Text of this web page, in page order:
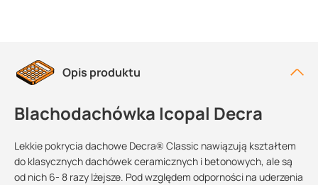
Opis produktu
Blachodachówka Icopal Decra
Lekkie pokrycia dachowe Decra® Classic nawiązują kształtem
do klasycznych dachówek ceramicznych i betonowych, ale są
od nich 6- 8 razy lżejsze. Pod względem odporności na uderzenia